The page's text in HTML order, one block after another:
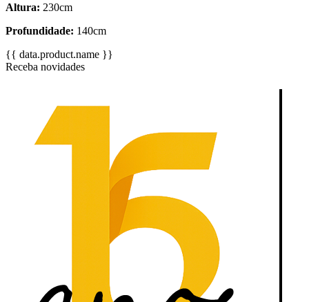
Altura: 230cm
Profundidade: 140cm
{{ data.product.name }}
Receba novidades